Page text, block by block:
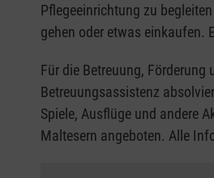
Pflegeeinrichtung zu
gehen oder etwas einkaufen.
Für die Betreuung,
Betreuungsassistenz
Spiele, Ausflüge und andere
Maltesern angeboten. Alle